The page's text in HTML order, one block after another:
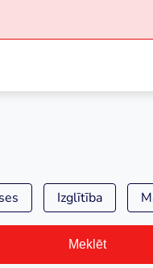
Izglītība
Meklēt